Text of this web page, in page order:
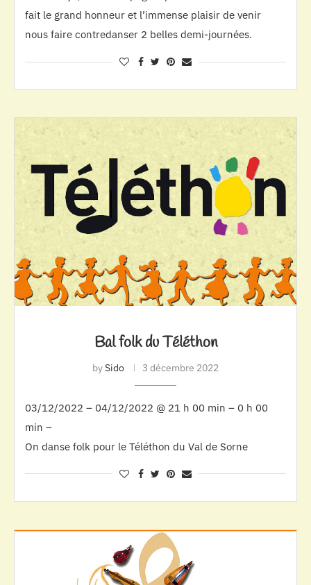
fait le grand honneur et l’immense plaisir de venir
nous faire contredanser 2 belles demi-journées.
Bal folk du Téléthon
bySido 3 décembre 2022
03/12/2022 – 04/12/2022 @ 21 h 00 min – 0 h 00
min –
On danse folk pour le Téléthon du Val de Sorne